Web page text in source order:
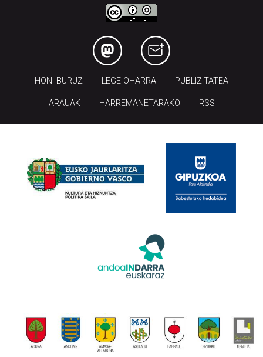
HONI BURUZ LEGE OHARRA PUBLIZITATEA
ARAUAK HARREMANETARAKO RSS